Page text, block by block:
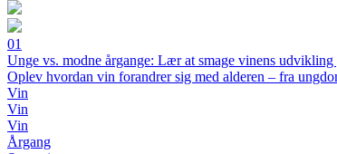
01
Unge vs. modne årgange: Lær at smage vinens udvikling
Oplev hvordan vin forandrer sig med alderen – fra
Vin
Vin
Vin
Årgang